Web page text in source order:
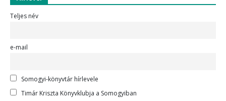
Teljes név
e-mail
Somogyi-könyvtár hírlevele
Timár Kriszta Könyvklubja a Somogyiban